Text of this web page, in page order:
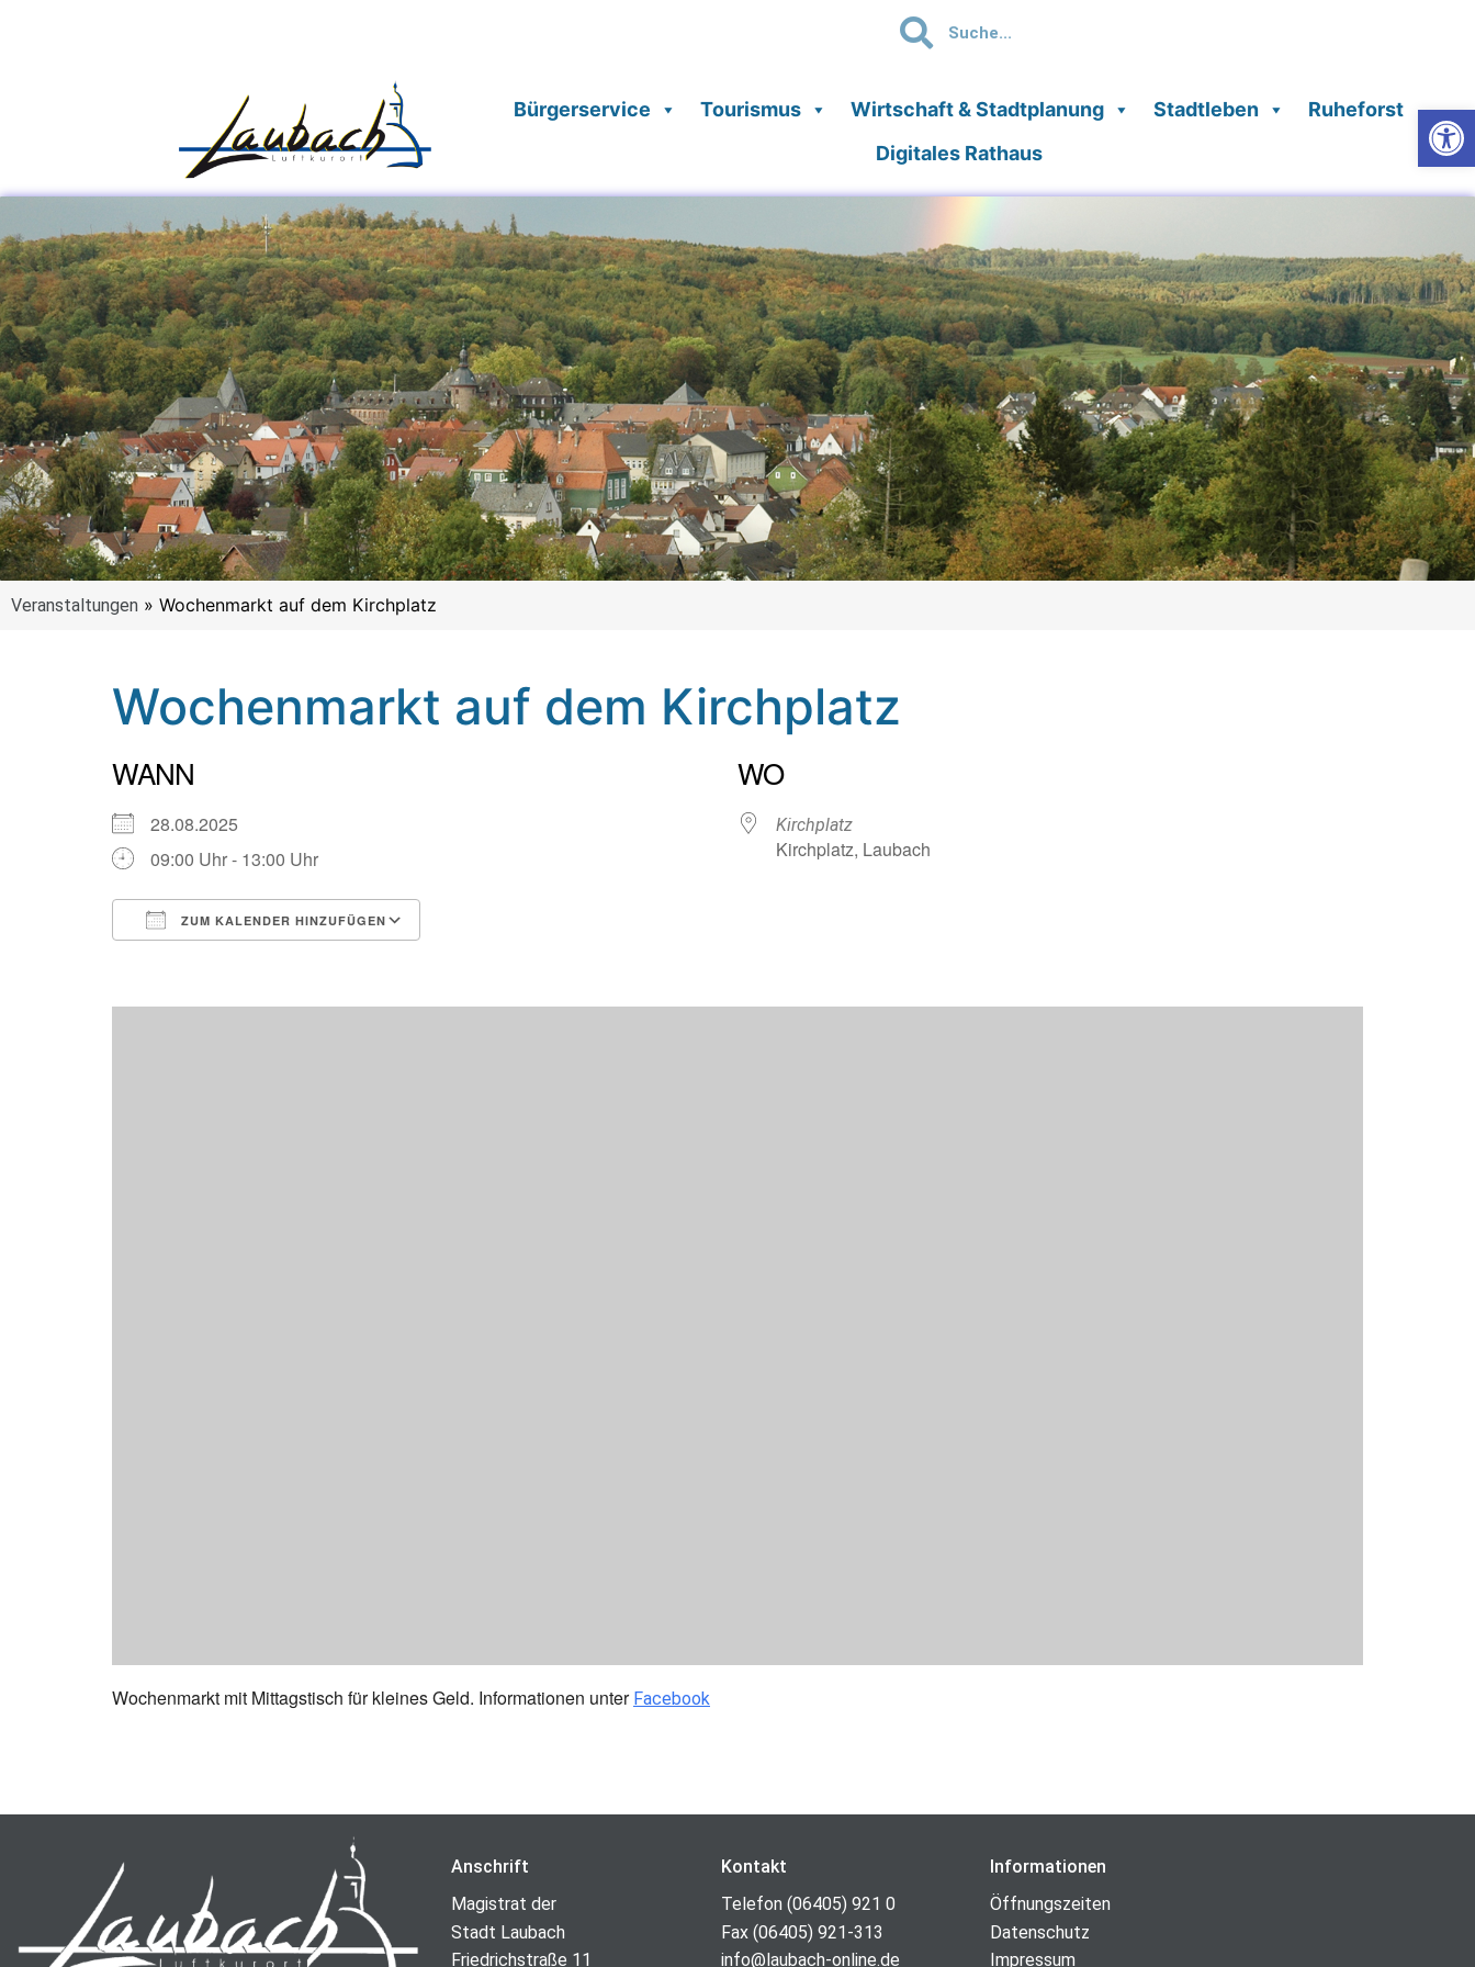
Bürgerservice Tourismus Wirtschaft & Stadtplanung Stadtleben
Ruheforst
Digitales Rathaus
Veranstaltungen » Wochenmarkt auf dem Kirchplatz
Wochenmarkt auf dem Kirchplatz
WANN
28.08.2025
09:00 Uhr - 13:00 Uhr
ZUM KALENDER HINZUFÜGEN
WO
Kirchplatz
Kirchplatz, Laubach
Wochenmarkt mit Mittagstisch für kleines Geld. Informationen unter Facebook
Anschrift
Magistrat der
Stadt Laubach
Friedrichstraße 11
Kontakt
Telefon (06405) 921 0
Fax (06405) 921-313
info@laubach-online.de
Informationen
Öffnungszeiten
Datenschutz
Impressum